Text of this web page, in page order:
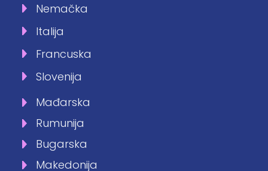
Nemačka
Italija
Francuska
Slovenija
Mađarska
Rumunija
Bugarska
Makedonija